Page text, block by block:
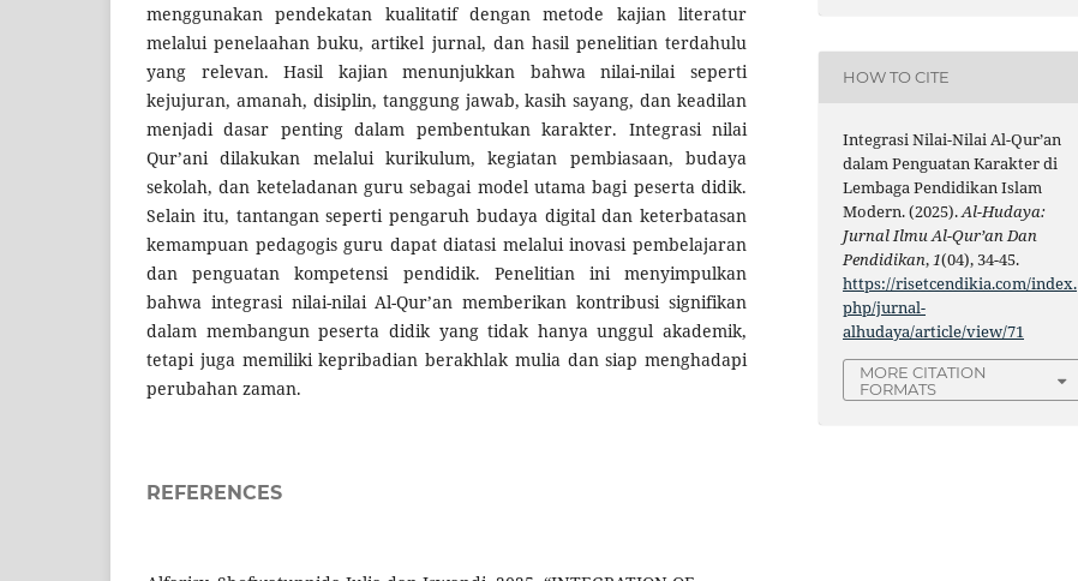
menggunakan pendekatan kualitatif dengan metode kajian literatur
melalui penelaahan buku, artikel jurnal, dan hasil penelitian terdahulu
yang relevan. Hasil kajian menunjukkan bahwa nilai-nilai seperti
kejujuran, amanah, disiplin, tanggung jawab, kasih sayang, dan keadilan
menjadi dasar penting dalam pembentukan karakter. Integrasi nilai
Qur’ani dilakukan melalui kurikulum, kegiatan pembiasaan, budaya
sekolah, dan keteladanan guru sebagai model utama bagi peserta didik.
Selain itu, tantangan seperti pengaruh budaya digital dan keterbatasan
kemampuan pedagogis guru dapat diatasi melalui inovasi pembelajaran
dan penguatan kompetensi pendidik. Penelitian ini menyimpulkan
bahwa integrasi nilai-nilai Al-Qur’an memberikan kontribusi signifikan
dalam membangun peserta didik yang tidak hanya unggul akademik,
tetapi juga memiliki kepribadian berakhlak mulia dan siap menghadapi
perubahan zaman.
REFERENCES
HOW TO CITE
Integrasi Nilai-Nilai Al-Qur’an
dalam Penguatan Karakter di
Lembaga Pendidikan Islam
Modern. (2025).Al-Hudaya:
Jurnal Ilmu Al-Qur’an Dan
Pendidikan,1(04), 34-45.
https://risetcendikia.com/index.
php/jurnal-
alhudaya/article/view/71
MORE CITATION
FORMATS